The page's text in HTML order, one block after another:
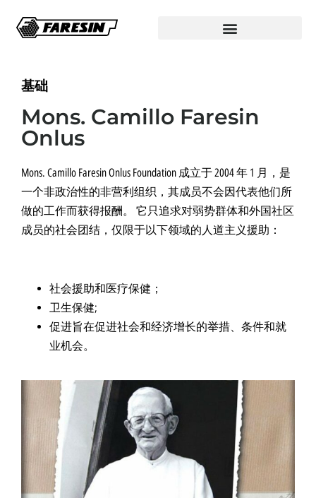
基础
Mons. Camillo Faresin
Onlus
Mons. Camillo Faresin Onlus Foundation 成立于 2004 年 1 月，是
一个非政治性的非营利组织，其成员不会因代表他们所
做的工作而获得报酬。 它只追求对弱势群体和外国社区
成员的社会团结，仅限于以下领域的人道主义援助：
社会援助和医疗保健；
卫生保健;
促进旨在促进社会和经济增长的举措、条件和就
业机会。